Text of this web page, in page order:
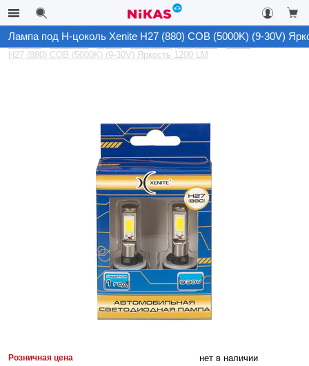
Автосвет Лампы под Н-цоколь
Xenite
H27 (880) COB (5000K) (9-30V) Яркость 1200 LM
Лампа под Н-цоколь Xenite H27 (880) COB (5000K) (9-30V)
Розничная цена
нет в наличии